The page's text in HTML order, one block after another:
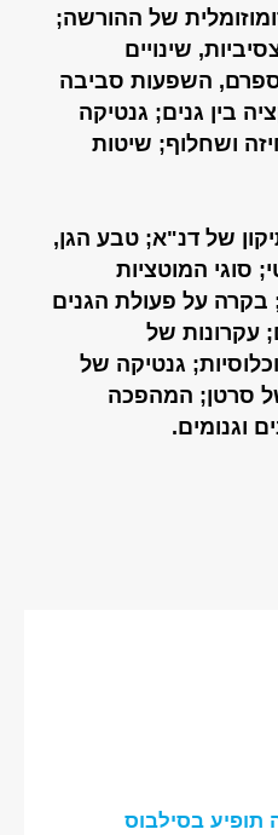
של ההורשה;
שינויים
השפעות סביבה
בין גנים; גנטיקה
ושחלוף; שיטות
של דנ"א; טבע הגן,
סוגי המוטציות
בקרה על פעולת הגנים
עקרונות של
גנטיקה של
סרטן; המהפכה
וגנומים.
בסילבוס